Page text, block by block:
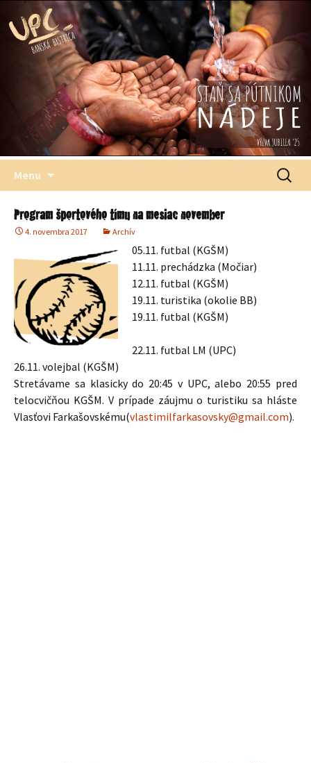
Univerzitnépastoračné centrum
Štefana Moysesa, biskupa, Banská Bystrica
Menu Hľadať:
Program športového tímu na mesiac november
4. novembra 2017 Archív
05.11. futbal (KGŠM)
11.11. prechádzka (Močiar)
12.11. futbal (KGŠM)
19.11. turistika (okolie BB)
19.11. futbal (KGŠM)
22.11. futbal LM (UPC)
26.11. volejbal (KGŠM)
Stretávame sa klasicky do 20:45 v UPC, alebo 20:55 pred
telocvičňou KGŠM. V prípade záujmu o turistiku sa hláste
Vlasťovi Farkašovskému(vlastimilfarkasovsky@gmail.com).